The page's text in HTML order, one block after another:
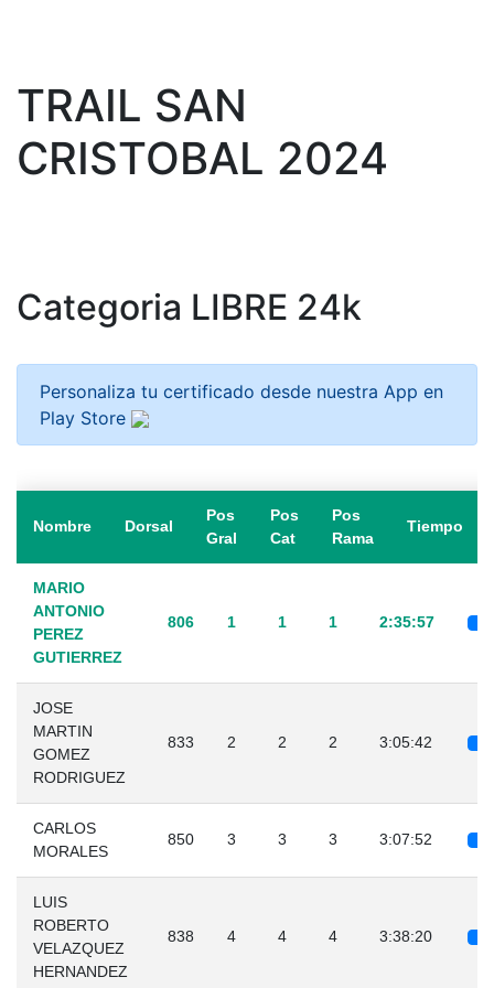
TRAIL SAN
CRISTOBAL 2024
Categoria LIBRE 24k
Personaliza tu certificado desde nuestra App en
Play Store
Nombre Dorsal
Pos
Gral
Pos
Cat
Pos
Rama
Tiempo
MARIO
ANTONIO
PEREZ
GUTIERREZ
806 1 1 1 2:35:57
JOSE
MARTIN
GOMEZ
RODRIGUEZ
833 2 2 2 3:05:42
CARLOS
MORALES
850 3 3 3 3:07:52
LUIS
ROBERTO
VELAZQUEZ
HERNANDEZ
838 4 4 4 3:38:20